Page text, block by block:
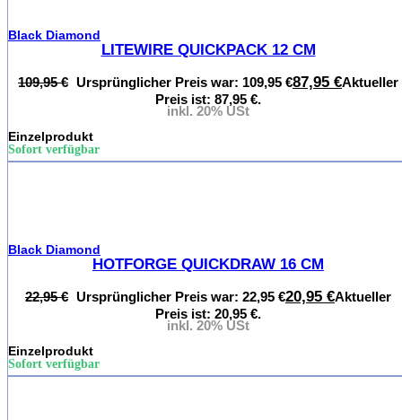
Black Diamond
LITEWIRE QUICKPACK 12 CM
109,95€ Ursprünglicher Preis war: 109,95 €87,95 €Aktueller
Preis ist: 87,95 €.
inkl. 20% USt
Einzelprodukt
Sofort verfügbar
Black Diamond
HOTFORGE QUICKDRAW 16 CM
22,95€ Ursprünglicher Preis war: 22,95 €20,95 €Aktueller
Preis ist: 20,95 €.
inkl. 20% USt
Einzelprodukt
Sofort verfügbar